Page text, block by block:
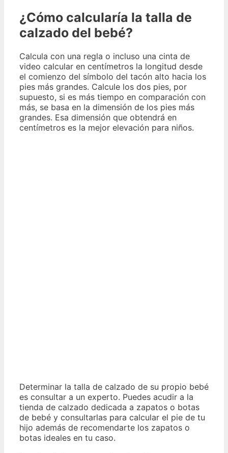
¿Cómo calcularía la talla de
calzado del bebé?
Calcula con una regla o incluso una cinta de
video calcular en centímetros la longitud desde
el comienzo del símbolo del tacón alto hacia los
pies más grandes. Calcule los dos pies, por
supuesto, si es más tiempo en comparación con
más, se basa en la dimensión de los pies más
grandes. Esa dimensión que obtendrá en
centímetros es la mejor elevación para niños.
Determinar la talla de calzado de su propio bebé
es consultar a un experto. Puedes acudir a la
tienda de calzado dedicada a zapatos o botas
de bebé y consultarlas para calcular el pie de tu
hijo además de recomendarte los zapatos o
botas ideales en tu caso.